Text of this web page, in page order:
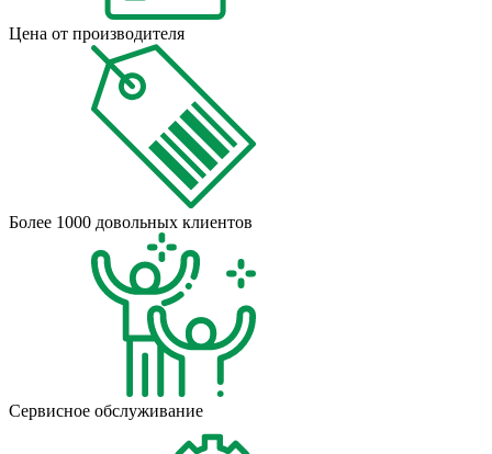
Цена от производителя
Более 1000 довольных клиентов
Сервисное обслуживание